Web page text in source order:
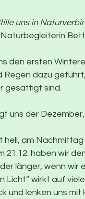
uns in
Naturbegleiterin
den ersten
Regen dazu
gesättigt sind.
uns der
hell, am
21.12. haben wir
länger, wenn wir
Licht“ wirkt auf
und lenken uns